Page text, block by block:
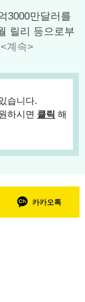
3000만달러를
릴리 등으로부
<계속>
습니다.
하시면 클릭 해
카카오톡